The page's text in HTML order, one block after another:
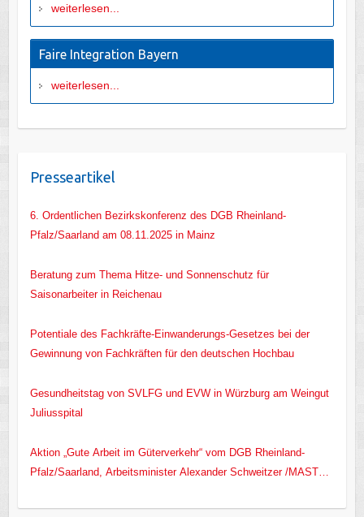
weiterlesen...
Faire Integration Bayern
weiterlesen...
Presseartikel
6. Ordentlichen Bezirkskonferenz des DGB Rheinland-
Pfalz/Saarland am 08.11.2025 in Mainz
Beratung zum Thema Hitze- und Sonnenschutz für
Saisonarbeiter in Reichenau
Potentiale des Fachkräfte-Einwanderungs-Gesetzes bei der
Gewinnung von Fachkräften für den deutschen Hochbau
Gesundheitstag von SVLFG und EVW in Würzburg am Weingut
Juliusspital
Aktion „Gute Arbeit im Güterverkehr“ vom DGB Rheinland-
Pfalz/Saarland, Arbeitsminister Alexander Schweitzer /MASTD